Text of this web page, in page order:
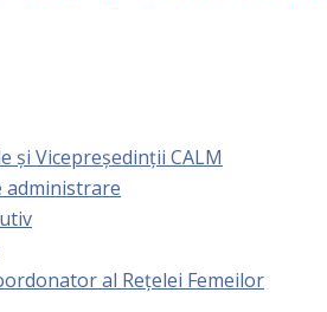
și Vicepreședinții CALM
administrare
al Rețelei Femeilor